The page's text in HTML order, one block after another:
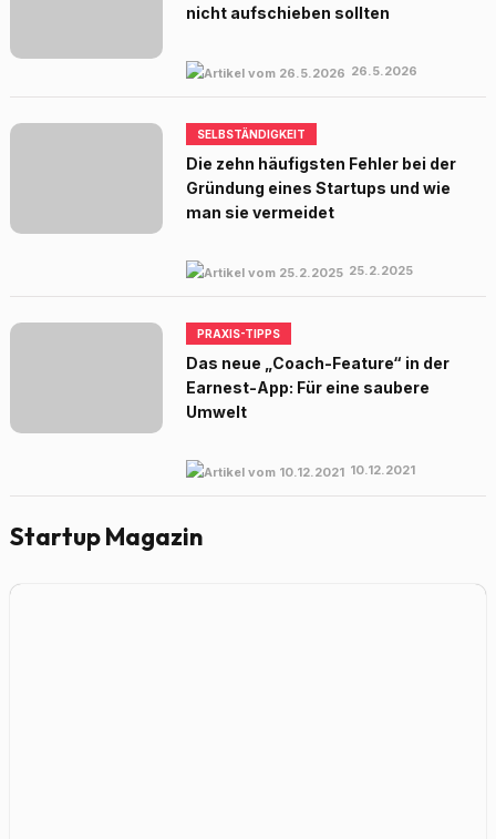
nicht aufschieben sollten
26.5.2026
SELBSTÄNDIGKEIT
Die zehn häufigsten Fehler bei der
Gründung eines Startups und wie
man sie vermeidet
25.2.2025
PRAXIS-TIPPS
Das neue „Coach-Feature“ in der
Earnest-App: Für eine saubere
Umwelt
10.12.2021
Startup Magazin